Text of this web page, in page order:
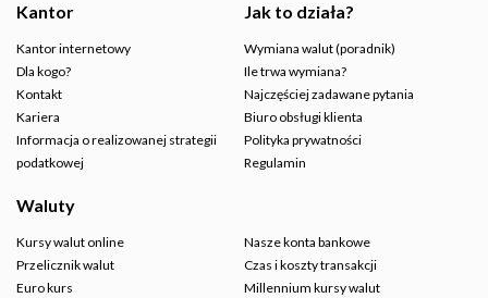
Kantor
Kantor internetowy
Dla kogo?
Kontakt
Kariera
Informacja o realizowanej strategii
podatkowej
Jak to działa?
Wymiana walut (poradnik)
Ile trwa wymiana?
Najczęściej zadawane pytania
Biuro obsługi klienta
Polityka prywatności
Regulamin
Waluty
Kursy walut online
Przelicznik walut
Euro kurs
Nasze konta bankowe
Czas i koszty transakcji
Millennium kursy walut